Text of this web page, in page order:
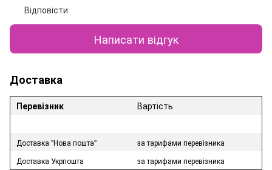
Відповісти
Написати відгук
Доставка
Перевізник Вартість
Доставка "Нова пошта"
за тарифами перевізника
Доставка Укрпошта
за тарифами перевізника